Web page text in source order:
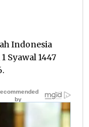
Indonesia
Syawal 1447